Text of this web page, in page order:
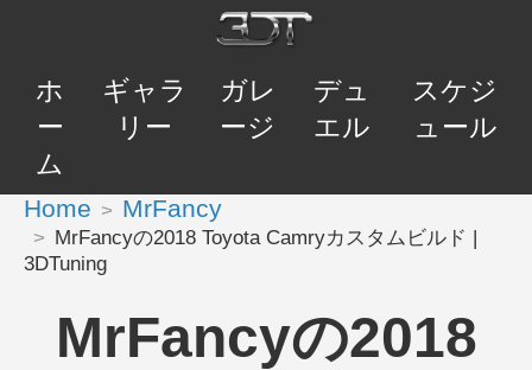
ホ
ー
ム
ギャラ
リー
ガレ
ージ
デュ
エル
スケジ
ュール
Home MrFancy
MrFancyの2018 Toyota Camryカスタムビルド |
3DTuning
MrFancyの2018